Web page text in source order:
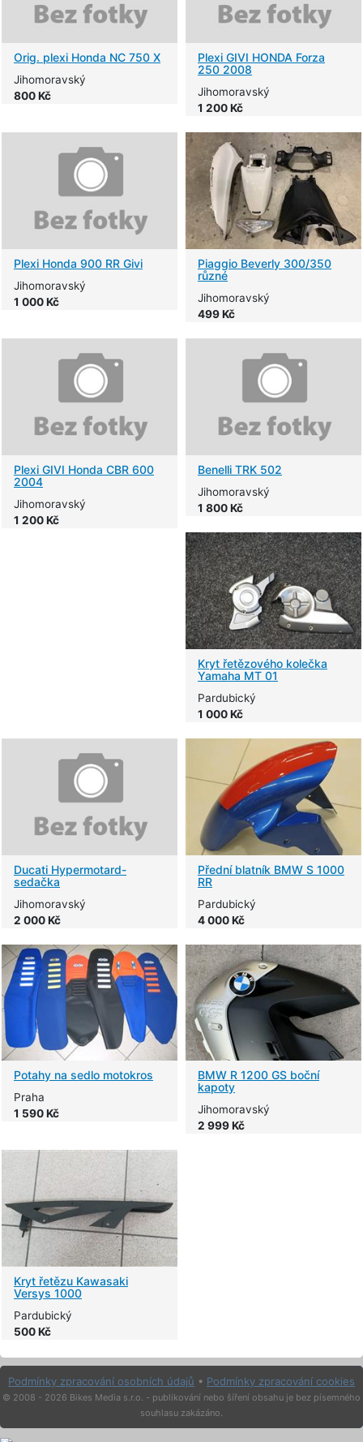
Orig. plexi Honda NC 750 X
Jihomoravský
800 Kč
Plexi GIVI HONDA Forza
250 2008
Jihomoravský
1 200 Kč
Plexi Honda 900 RR Givi
Jihomoravský
1 000 Kč
Piaggio Beverly 300/350
různé
Jihomoravský
499 Kč
Plexi GIVI Honda CBR 600
2004
Jihomoravský
1 200 Kč
Benelli TRK 502
Jihomoravský
1 800 Kč
Kryt řetězového kolečka
Yamaha MT 01
Pardubický
1 000 Kč
Ducati Hypermotard-
sedačka
Jihomoravský
2 000 Kč
Přední blatník BMW S 1000
RR
Pardubický
4 000 Kč
Potahy na sedlo motokros
Praha
1 590 Kč
BMW R 1200 GS boční
kapoty
Jihomoravský
2 999 Kč
Kryt řetězu Kawasaki
Versys 1000
Pardubický
500 Kč
Podmínky zpracování osobních údajů • Podmínky zpracování cookies
© 2008 - 2026 Bikes Media s.r.o. - publikování nebo šíření obsahu je bez písemného
souhlasu zakázáno.